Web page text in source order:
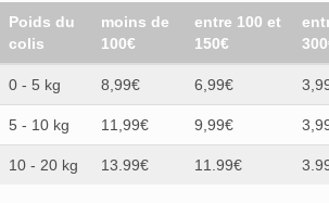
Poids du
colis
moins de
100€
entre 100 et
150€
0 - 5 kg 8,99€ 6,99€
5 - 10 kg 11,99€ 9,99€
10 - 20 kg 13.99€ 11.99€